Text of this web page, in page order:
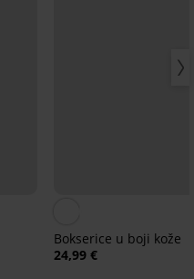
Bokserice u boji kože
24,99 €